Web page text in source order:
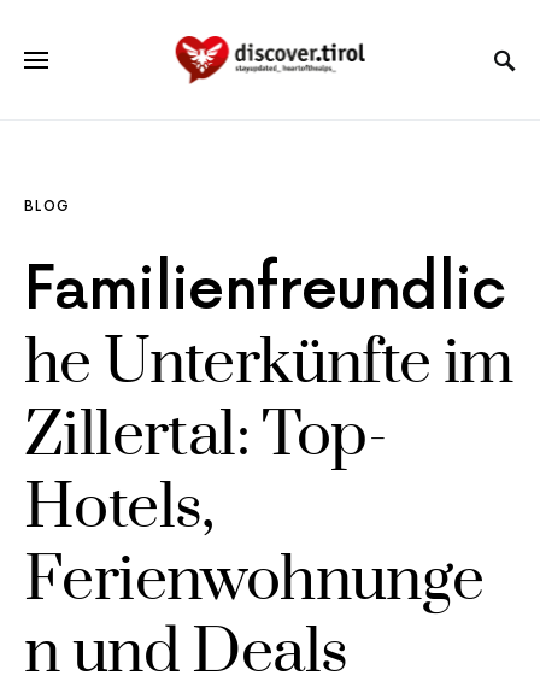
BLOG
Familienfreundlic
he Unterkünfte im
Zillertal: Top-
Hotels,
Ferienwohnunge
n und Deals